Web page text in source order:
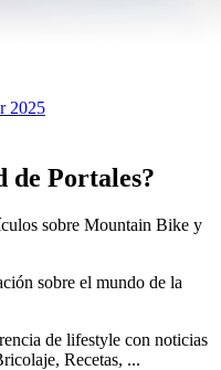
2025
de Portales?
sobre Mountain Bike y
sobre el mundo de la
de lifestyle con noticias
Recetas, ...